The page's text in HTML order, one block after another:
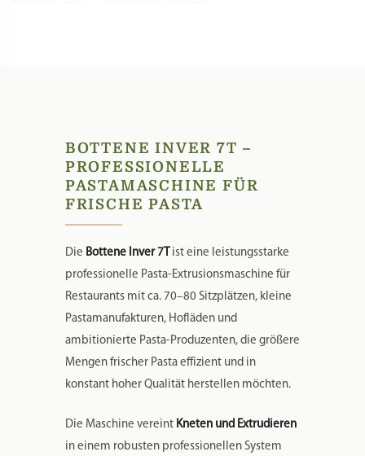
BOTTENE INVER 7T –
PROFESSIONELLE
PASTAMASCHINE FÜR
FRISCHE PASTA
Die Bottene Inver 7T ist eine leistungsstarke
professionelle Pasta-Extrusionsmaschine für
Restaurants mit ca. 70–80 Sitzplätzen, kleine
Pastamanufakturen, Hofläden und
ambitionierte Pasta-Produzenten, die größere
Mengen frischer Pasta effizient und in
konstant hoher Qualität herstellen möchten.
Die Maschine vereint Kneten und Extrudieren
in einem robusten professionellen System